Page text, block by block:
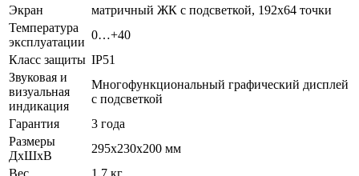
Экран
матричный ЖК с подсветкой, 192х64 точки
Температура
эксплуатации
0…+40
Класс защиты IP51
Звуковая и
визуальная
индикация
Многофункциональный графический дисплей
с подсветкой
Гарантия
3 года
Размеры
ДхШхВ
295х230х200 мм
Вес
1,7 кг